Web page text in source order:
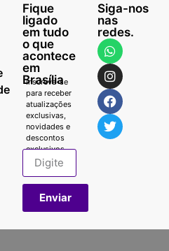
Fique
ligado
em tudo
o que
acontece
em
Brasília
Inscreva-se
para receber
atualizações
exclusivas,
novidades e
descontos
exclusivos.
Enviar
Siga-nos
nas
redes.